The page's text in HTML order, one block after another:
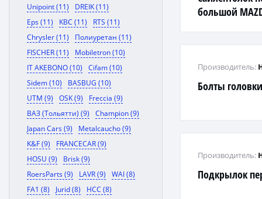
Unipoint (11)
DREIK (11)
Eps (11)
KBC (11)
RTS (11)
Chrysler (11)
Полиуретан (11)
FISCHER (11)
Mobiletron (10)
IT AKEBONO (10)
Cifam (10)
Sidem (10)
BASBUG (10)
UTM (9)
OSK (9)
Freccia (9)
ВАЗ (Тольятти) (9)
Champion (9)
Japan Cars (9)
Metalcaucho (9)
K&F (9)
FRANCECAR (9)
HOSU (9)
Brisk (9)
RoersParts (9)
LAVR (9)
WAI (8)
FA1 (8)
Jurid (8)
HCC (8)
большой
Болты
Производитель:
Подкрылок
Производитель: